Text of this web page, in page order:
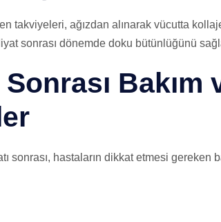
takviyeleri, ağızdan alınarak vücutta
sonrası dönemde doku bütünlüğünü
sonrası, hastaların dikkat etmesi gereken